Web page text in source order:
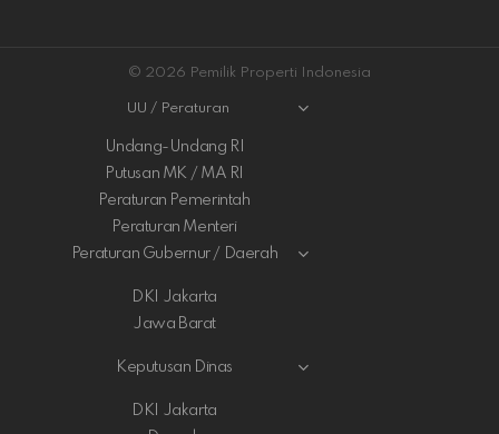
© 2026 Pemilik Properti Indonesia
UU / Peraturan
Undang-Undang RI
Putusan MK / MA RI
Peraturan Pemerintah
Peraturan Menteri
Peraturan Gubernur / Daerah
DKI Jakarta
Jawa Barat
Keputusan Dinas
DKI Jakarta